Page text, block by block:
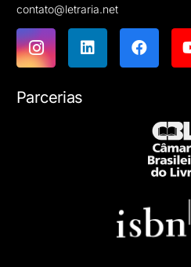
contato@letraria.net
Parcerias